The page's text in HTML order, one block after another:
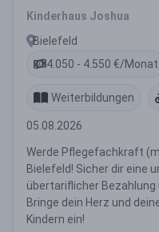
Kinderhaus Joshua
Bielefeld
4.050 - 4.550 €/Monat
Weiterbildungen
05.08.2026
Werde Pflegefachkraft
Bielefeld! Sicher dir eine
übertariflicher Bezahlung
Bringe dein Herz und
Kindern ein!